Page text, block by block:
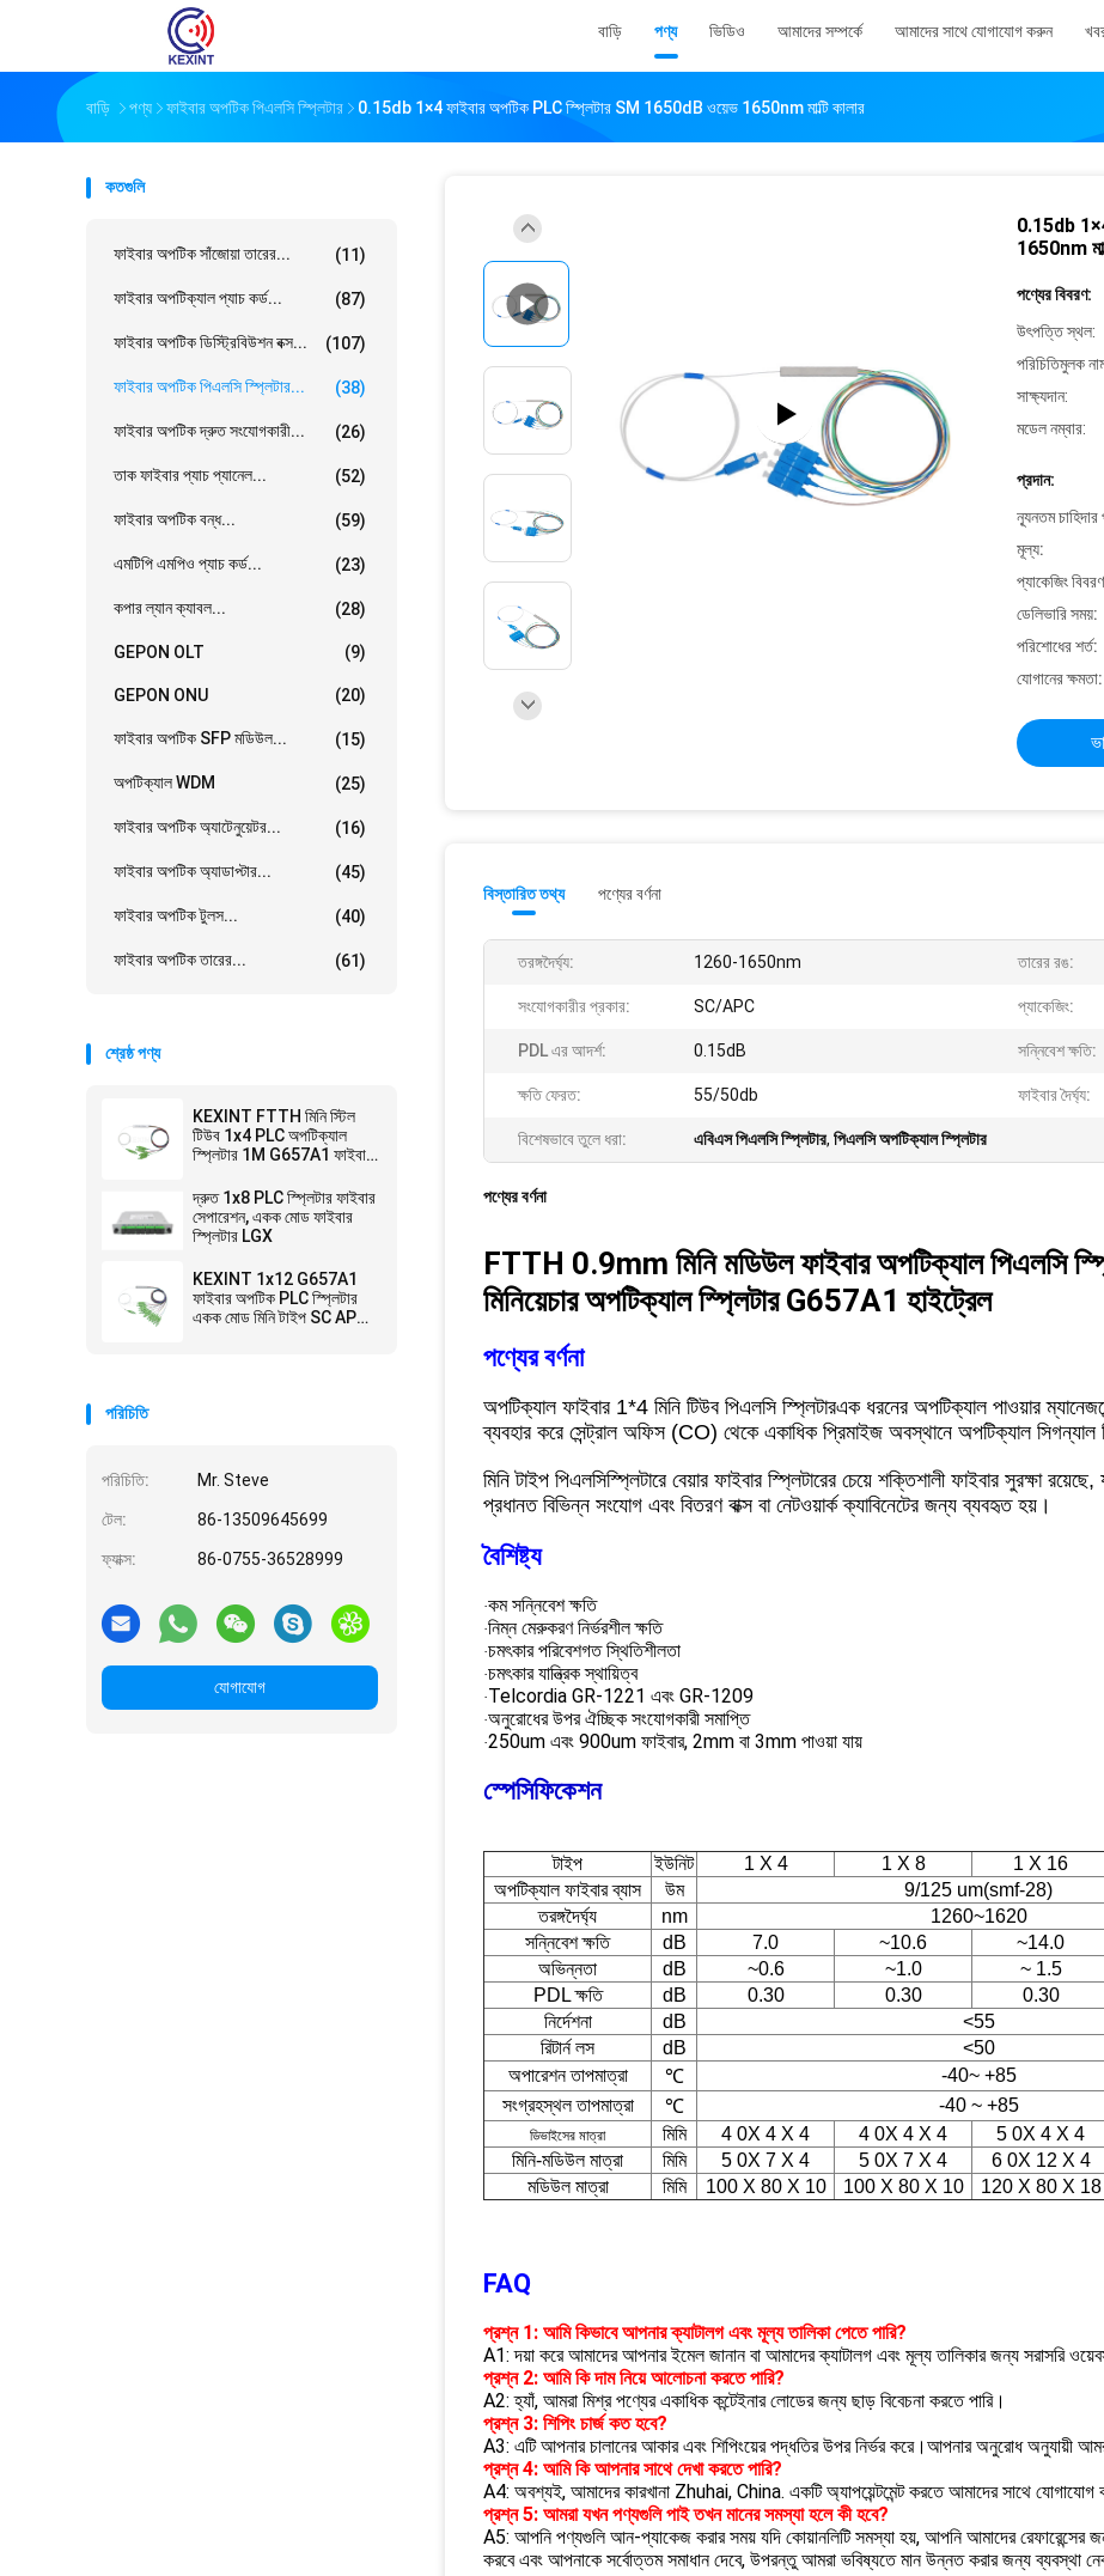
বাড়ি পণ্য ভিডিও আমাদের সম্পর্কে আমাদের সাথে যোগাযোগ করুন
বাড়ি পণ্য ফাইবার অপটিক পিএলসি স্প্লিটার 0.15db 1×4 ফাইবার অপটিক PLC স্প্লিটার SM 1650dB ওয়েভ 1650nm মাল্টি কালার
কতগুলি
ফাইবার অপটিক সাঁজোয়া তারের... (11)
ফাইবার অপটিক্যাল প্যাচ কর্ড... (87)
ফাইবার অপটিক ডিস্ট্রিবিউশন বক্স... (107)
ফাইবার অপটিক পিএলসি স্প্লিটার... (38)
ফাইবার অপটিক দ্রুত সংযোগকারী... (26)
তাক ফাইবার প্যাচ প্যানেল... (52)
ফাইবার অপটিক বন্ধ... (59)
এমটিপি এমপিও প্যাচ কর্ড... (23)
কপার ল্যান ক্যাবল... (28)
GEPON OLT (9)
GEPON ONU (20)
ফাইবার অপটিক SFP মডিউল... (15)
অপটিক্যাল WDM (25)
ফাইবার অপটিক অ্যাটেনুয়েটর... (16)
ফাইবার অপটিক অ্যাডাপ্টার... (45)
ফাইবার অপটিক টুলস... (40)
ফাইবার অপটিক তারের... (61)
শ্রেষ্ঠ পণ্য
KEXINT FTTH মিনি স্টিল
টিউব 1x4 PLC অপটিক্যাল
স্প্লিটার 1M G657A1 ফাইবার
দ্রুত 1x8 PLC স্প্লিটার ফাইবার
সেপারেশন, একক মোড ফাইবার
স্প্লিটার LGX
KEXINT 1x12 G657A1
ফাইবার অপটিক PLC স্প্লিটার
একক মোড মিনি টাইপ SC APC
পরিচিতি
পরিচিতি: Mr. Steve
টেল: 86-13509645699
ফ্যাক্স: 86-0755-36528999
যোগাযোগ
0.15db
1650nm
পণ্যের বিবরণ:
উৎপত্তি স্থল:
পরিচিতিমুলক
সাক্ষ্যদান:
মডেল নম্বার:
প্রদান:
ন্যূনতম চাহিদার
মূল্য:
প্যাকেজিং
ডেলিভারি সময়:
পরিশোধের শর্ত:
যোগানের ক্ষমতা:
বিস্তারিত তথ্য পণ্যের বর্ণনা
তরঙ্গদৈর্ঘ্য: 1260-1650nm তারের রঙ:
সংযোগকারীর প্রকার: SC/APC প্যাকেজিং:
PDL এর আদর্শ: 0.15dB সন্নিবেশ ক্ষতি:
ক্ষতি ফেরত: 55/50db ফাইবার দৈর্ঘ্য:
বিশেষভাবে তুলে ধরা: এবিএস পিএলসি স্প্লিটার, পিএলসি অপটিক্যাল স্প্লিটার
পণ্যের বর্ণনা
FTTH 0.9mm মিনি মডিউল ফাইবার অপটিক্যাল
মিনিয়েচার অপটিক্যাল স্প্লিটার G657A1 হাইট্রেল
পণ্যের বর্ণনা
অপটিক্যাল ফাইবার 1*4 মিনি টিউব পিএলসি স্প্লিটারএক ধরনের অপটিক্যাল পাওয়ার
ব্যবহার করে সেন্ট্রাল অফিস (CO) থেকে একাধিক প্রিমাইজ অবস্থানে অপটিক্যাল সিগন্যাল
মিনি টাইপ পিএলসিস্প্লিটারে বেয়ার ফাইবার স্প্লিটারের চেয়ে শক্তিশালী ফাইবার সুরক্ষা
প্রধানত বিভিন্ন সংযোগ এবং বিতরণ বাক্স বা নেটওয়ার্ক ক্যাবিনেটের জন্য ব্যবহৃত হয়।
বৈশিষ্ট্য
·কম সন্নিবেশ ক্ষতি
·নিম্ন মেরুকরণ নির্ভরশীল ক্ষতি
·চমৎকার পরিবেশগত স্থিতিশীলতা
·চমৎকার যান্ত্রিক স্থায়িত্ব
·Telcordia GR-1221 এবং GR-1209
·অনুরোধের উপর ঐচ্ছিক সংযোগকারী সমাপ্তি
·250um এবং 900um ফাইবার, 2mm বা 3mm পাওয়া যায়
স্পেসিফিকেশন
টাইপ ইউনিট 1 X 4 1 X 8 1 X 16
অপটিক্যাল ফাইবার ব্যাস
উম
9/125 um(smf-28)
তরঙ্গদৈর্ঘ্য
nm
1260~1620
সন্নিবেশ ক্ষতি
dB 7.0 ~10.6 ~14.0
অভিন্নতা
dB ~0.6 ~1.0 ~ 1.5
PDL ক্ষতি
dB 0.30 0.30 0.30
নির্দেশনা
dB
<55
রিটার্ন লস
dB
<50
অপারেশন তাপমাত্রা
℃
-40~ +85
সংগ্রহস্থল তাপমাত্রা
℃ -40 ~ +85
ডিভাইসের মাত্রা মিমি 4 0X 4 X 4 4 0X 4 X 4 5 0X 4 X 4
মিনি-মডিউল মাত্রা
মিমি 5 0X 7 X 4 5 0X 7 X 4 6 0X 12 X 4
মডিউল মাত্রা
মিমি 100 X 80 X 10 100 X 80 X 10 120 X 80 X 18
FAQ
প্রশ্ন 1: আমি কিভাবে আপনার ক্যাটালগ এবং মূল্য তালিকা পেতে পারি?
A1: দয়া করে আমাদের আপনার ইমেল জানান বা আমাদের ক্যাটালগ এবং মূল্য তালিকার জন্য সরাসরি
প্রশ্ন 2: আমি কি দাম নিয়ে আলোচনা করতে পারি?
A2: হ্যাঁ, আমরা মিশ্র পণ্যের একাধিক কন্টেইনার লোডের জন্য ছাড় বিবেচনা করতে পারি।
প্রশ্ন 3: শিপিং চার্জ কত হবে?
A3: এটি আপনার চালানের আকার এবং শিপিংয়ের পদ্ধতির উপর নির্ভর করে।আপনার অনুরোধ অনুযায়ী
প্রশ্ন 4: আমি কি আপনার সাথে দেখা করতে পারি?
A4: অবশ্যই, আমাদের কারখানা Zhuhai, China. একটি অ্যাপয়েন্টমেন্ট করতে আমাদের সাথে যোগাযোগ
প্রশ্ন 5: আমরা যখন পণ্যগুলি পাই তখন মানের সমস্যা হলে কী হবে?
A5: আপনি পণ্যগুলি আন-প্যাকেজ করার সময় যদি কোয়ানলিটি সমস্যা হয়, আপনি আমাদের রেফারেন্সের
করবে এবং আপনাকে সর্বোত্তম সমাধান দেবে, উপরন্তু আমরা ভবিষ্যতে মান উন্নত করার জন্য ব্যবস্থা